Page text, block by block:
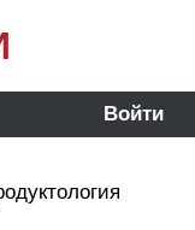
Войти